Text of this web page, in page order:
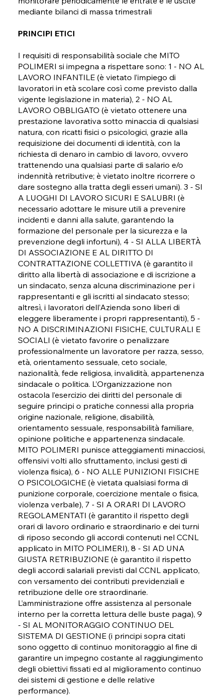
mediante bilanci di massa trimestrali
PRINCIPI ETICI
I requisiti di responsabilità sociale che MITO
POLIMERI si impegna a rispettare sono: 1 - NO AL
LAVORO INFANTILE (è vietato l’impiego di
lavoratori in età scolare così come previsto dalla
vigente legislazione in materia), 2 - NO AL
LAVORO OBBLIGATO (è vietato ottenere una
prestazione lavorativa sotto minaccia di qualsiasi
natura, con ricatti fisici o psicologici, grazie alla
requisizione dei documenti di identità, con la
richiesta di denaro in cambio di lavoro, ovvero
trattenendo una qualsiasi parte di salario e/o
indennità retributive; è vietato inoltre ricorrere o
dare sostegno alla tratta degli esseri umani). 3 - SI
A LUOGHI DI LAVORO SICURI E SALUBRI (è
necessario adottare le misure utili a prevenire
incidenti e danni alla salute, garantendo la
formazione del personale per la sicurezza e la
prevenzione degli infortuni), 4 - SI ALLA LIBERTÀ
DI ASSOCIAZIONE E AL DIRITTO DI
CONTRATTAZIONE COLLETTIVA (è garantito il
diritto alla libertà di associazione e di iscrizione a
un sindacato, senza alcuna discriminazione per i
rappresentanti e gli iscritti al sindacato stesso;
altresì, i lavoratori dell’Azienda sono liberi di
eleggere liberamente i propri rappresentanti), 5 -
NO A DISCRIMINAZIONI FISICHE, CULTURALI E
SOCIALI (è vietato favorire o penalizzare
professionalmente un lavoratore per razza, sesso,
età, orientamento sessuale, ceto sociale,
nazionalità, fede religiosa, invalidità, appartenenza
sindacale o politica. L’Organizzazione non
ostacola l’esercizio dei diritti del personale di
seguire principi o pratiche connessi alla propria
origine nazionale, religione, disabilità,
orientamento sessuale, responsabilità familiare,
opinione politiche e appartenenza sindacale.
MITO POLIMERI punisce atteggiamenti minacciosi,
offensivi volti allo sfruttamento, inclusi gesti di
violenza fisica), 6 - NO ALLE PUNIZIONI FISICHE
O PSICOLOGICHE (è vietata qualsiasi forma di
punizione corporale, coercizione mentale o fisica,
violenza verbale), 7 - SI A ORARI DI LAVORO
REGOLAMENTATI (è garantito il rispetto degli
orari di lavoro ordinario e straordinario e dei turni
di riposo secondo gli accordi contenuti nel CCNL
applicato in MITO POLIMERI), 8 - SI AD UNA
GIUSTA RETRIBUZIONE (è garantito il rispetto
degli accordi salariali previsti dal CCNL applicato,
con versamento dei contributi previdenziali e
retribuzione delle ore straordinarie.
L’amministrazione offre assistenza al personale
interno per la corretta lettura delle buste paga), 9
- SI AL MONITORAGGIO CONTINUO DEL
SISTEMA DI GESTIONE (i principi sopra citati
sono oggetto di continuo monitoraggio al fine di
garantire un impegno costante al raggiungimento
degli obiettivi fissati ed al miglioramento continuo
dei sistemi di gestione e delle relative
performance).